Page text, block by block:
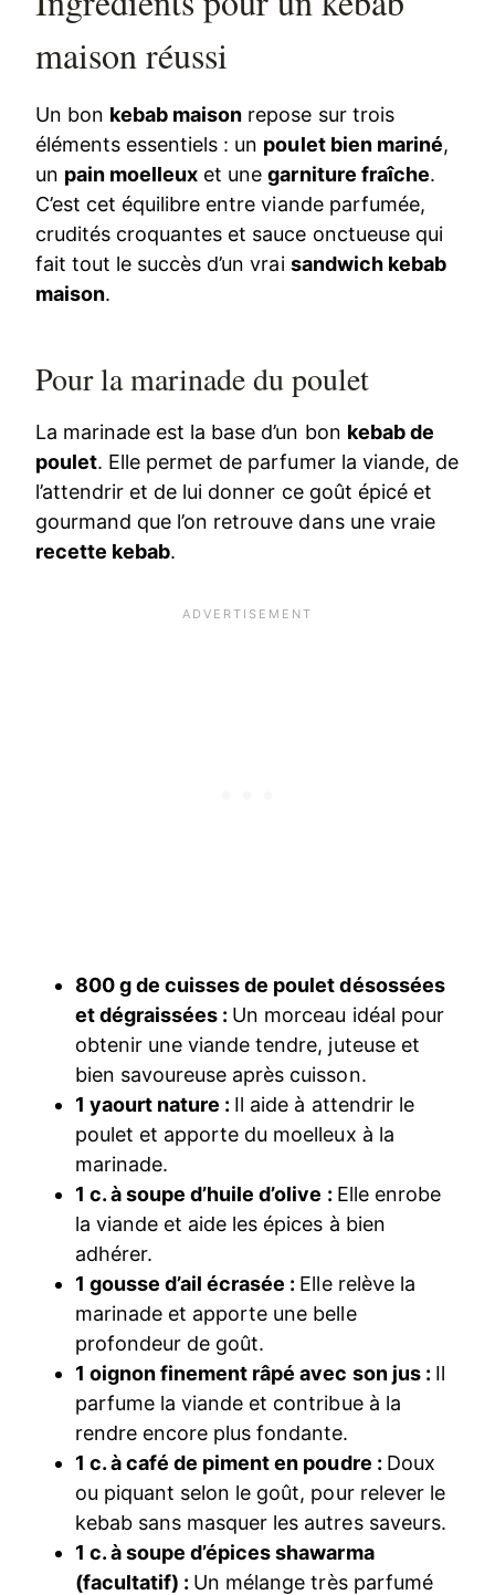
maison réussi
Un bon kebab maison repose sur trois
éléments essentiels : un poulet bien mariné,
un pain moelleux et unegarniture fraîche.
C’est cet équilibre entre viande parfumée,
crudités croquantes et sauce onctueuse qui
fait tout le succès d’un vrai sandwich kebab
maison.
Pour la marinade du poulet
La marinade est la base d’un bon kebab de
poulet. Elle permet de parfumer la viande, de
l’attendrir et de lui donner ce goût épicé et
gourmand que l’on retrouve dans une vraie
recette kebab.
800 g de cuisses de poulet désossées
et dégraissées : Un morceau idéal pour
obtenir une viande tendre, juteuse et
bien savoureuse après cuisson.
1 yaourt nature : Il aide à attendrir le
poulet et apporte du moelleux à la
marinade.
1 c. à soupe d’huile d’olive : Elle enrobe
la viande et aide les épices à bien
adhérer.
1 gousse d’ail écrasée : Elle relève la
marinade et apporte une belle
profondeur de goût.
1 oignon finement râpé avec son jus : Il
parfume la viande et contribue à la
rendre encore plus fondante.
1 c. à café de piment en poudre : Doux
ou piquant selon le goût, pour relever le
kebab sans masquer les autres saveurs.
1 c. à soupe d’épices shawarma
(facultatif) : Un mélange très parfumé